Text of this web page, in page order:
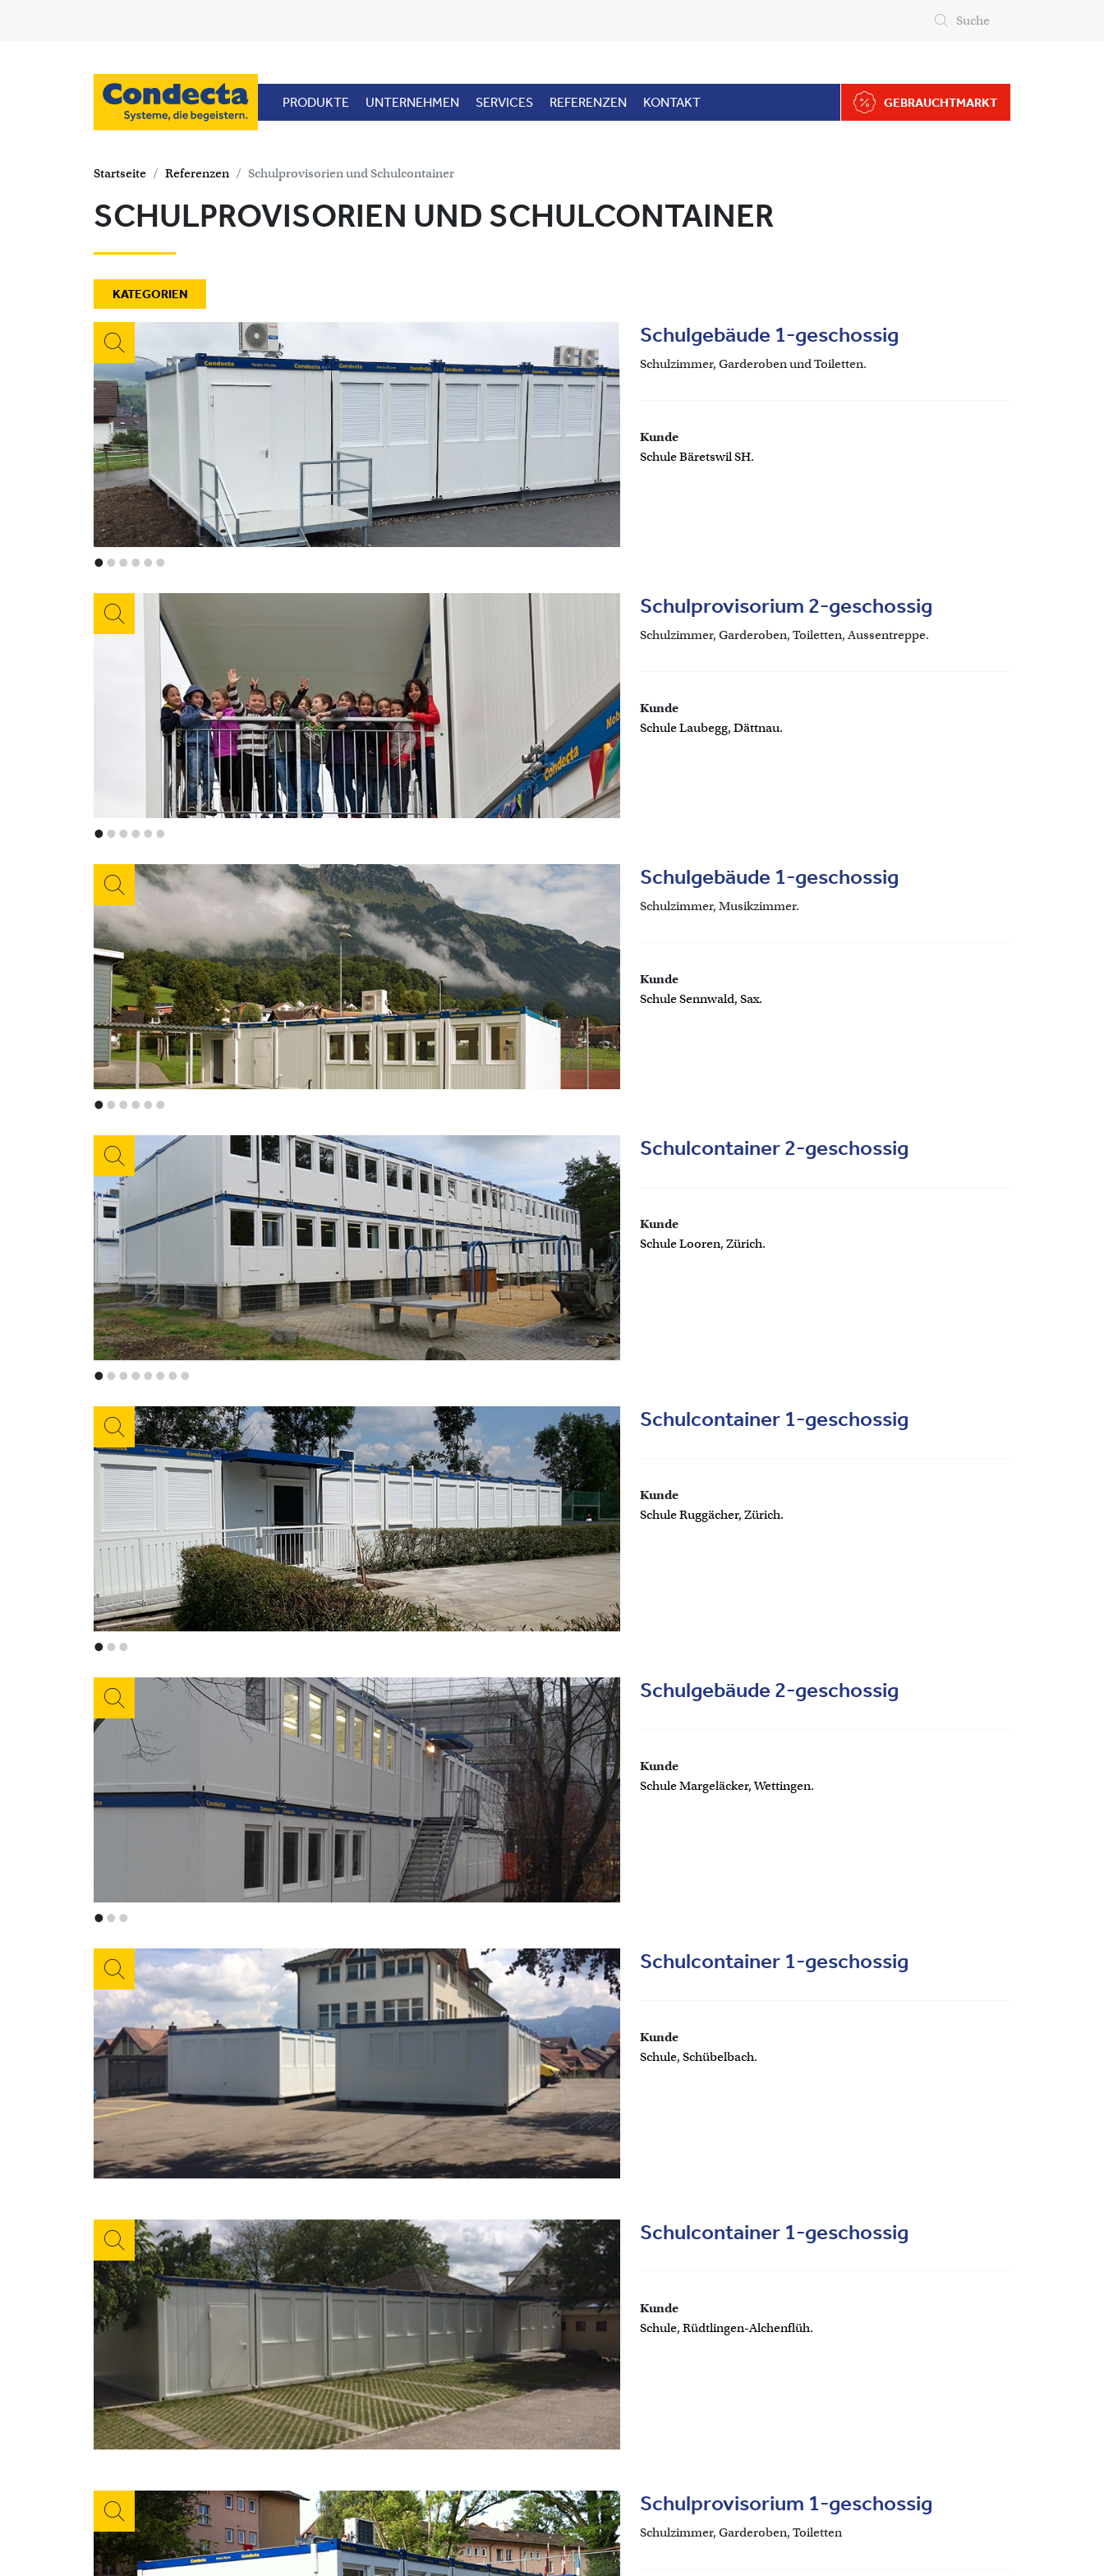
Top Menu
Suche
PRODUKTE UNTERNEHMEN SERVICES REFERENZEN KONTAKT GEBRAUCHTMARKT
Startseite Referenzen Schulprovisorien und Schulcontainer
SCHULPROVISORIEN UND SCHULCONTAINER
KATEGORIEN
••••••
Schulgebäude 1-geschossig
Schulzimmer, Garderoben und Toiletten.
Kunde
Schule Bäretswil SH.
••••••
Schulprovisorium 2-geschossig
Schulzimmer, Garderoben, Toiletten, Aussentreppe.
Kunde
Schule Laubegg, Dättnau.
••••••
Schulgebäude 1-geschossig
Schulzimmer, Musikzimmer.
Kunde
Schule Sennwald, Sax.
••••••••
Schulcontainer 2-geschossig
Kunde
Schule Looren, Zürich.
•••
Schulcontainer 1-geschossig
Kunde
Schule Ruggächer, Zürich.
•••
Schulgebäude 2-geschossig
Kunde
Schule Margeläcker, Wettingen.
Schulcontainer 1-geschossig
Kunde
Schule, Schübelbach.
Schulcontainer 1-geschossig
Kunde
Schule, Rüdtlingen-Alchenflüh.
Schulprovisorium 1-geschossig
Schulzimmer, Garderoben, Toiletten